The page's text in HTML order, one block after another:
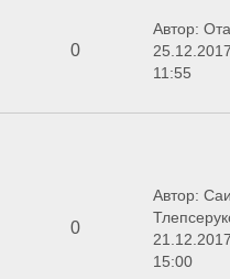
0
Автор:
11:55
0
Автор:
15:00